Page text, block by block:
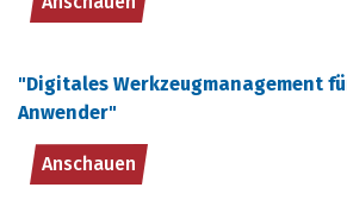
"Digitales Werkzeugmanagement
Anwender"
Anschauen